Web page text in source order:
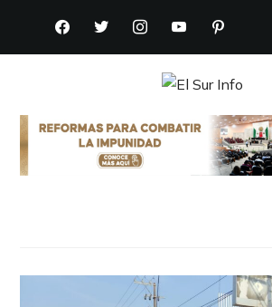
FACEBOOKTWITTERINSTAGRAMYOUTUBEPINTEREST